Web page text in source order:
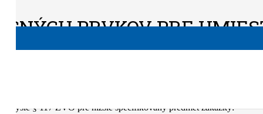
PRVKOV PRE
§ 117 ZVO pre nižšie špecifikovaný predmet zákazky: